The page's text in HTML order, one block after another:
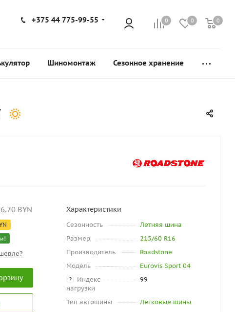
0 0 0
+375 44 775-99-55
Шиномонтаж Сезонное хранение
BYN Характеристики
Сезонность
Летняя шина
Размер
215/60 R16
Производитель
Roadstone
Модель
Eurovis Sport 04
?
Индекс
нагрузки
99
Тип автошины
Легковые шины